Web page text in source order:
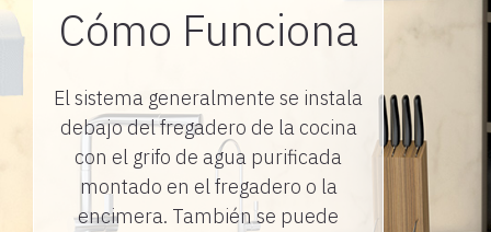
Cómo Funciona
El sistema generalmente se instala
debajo del fregadero de la cocina
con el grifo de agua purificada
montado en el fregadero o la
encimera. También se puede